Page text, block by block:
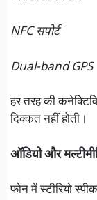
NFC सपोर्ट
Dual-band GPS
हर तरह की
दिक्कत नहीं होती।
ऑडियो और
फोन में स्टीरियो